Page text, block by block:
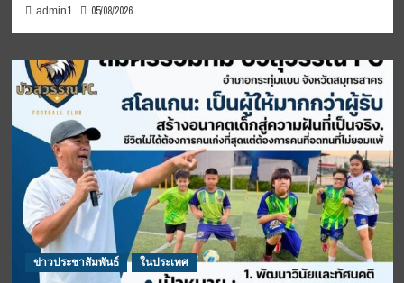
admin1 05/08/2026
ข่าวประชาสัมพันธ์ ในประเทศ